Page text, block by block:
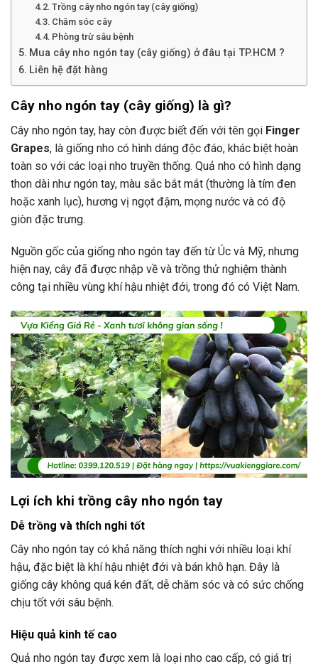
Trồng cây nho ngón tay (cây giống)
Chăm sóc cây
Phòng trừ sâu bệnh
Mua cây nho ngón tay (cây giống) ở đâu tại TP.HCM ?
Liên hệ đặt hàng
Cây nho ngón tay (cây giống) là gì?
Cây nho ngón tay, hay còn được biết đến với tên gọi Finger
Grapes, là giống nho có hình dáng độc đáo, khác biệt hoàn
toàn so với các loại nho truyền thống. Quả nho có hình dạng
thon dài như ngón tay, màu sắc bắt mắt (thường là tím đen
hoặc xanh lục), hương vị ngọt đậm, mọng nước và có độ
giòn đặc trưng.
Nguồn gốc của giống nho ngón tay đến từ Úc và Mỹ, nhưng
hiện nay, cây đã được nhập về và trồng thử nghiệm thành
công tại nhiều vùng khí hậu nhiệt đới, trong đó có Việt Nam.
Lợi ích khi trồng cây nho ngón tay
Dễ trồng và thích nghi tốt
Cây nho ngón tay có khả năng thích nghi với nhiều loại khí
hậu, đặc biệt là khí hậu nhiệt đới và bán khô hạn. Đây là
giống cây không quá kén đất, dễ chăm sóc và có sức chống
chịu tốt với sâu bệnh.
Hiệu quả kinh tế cao
Quả nho ngón tay được xem là loại nho cao cấp, có giá trị